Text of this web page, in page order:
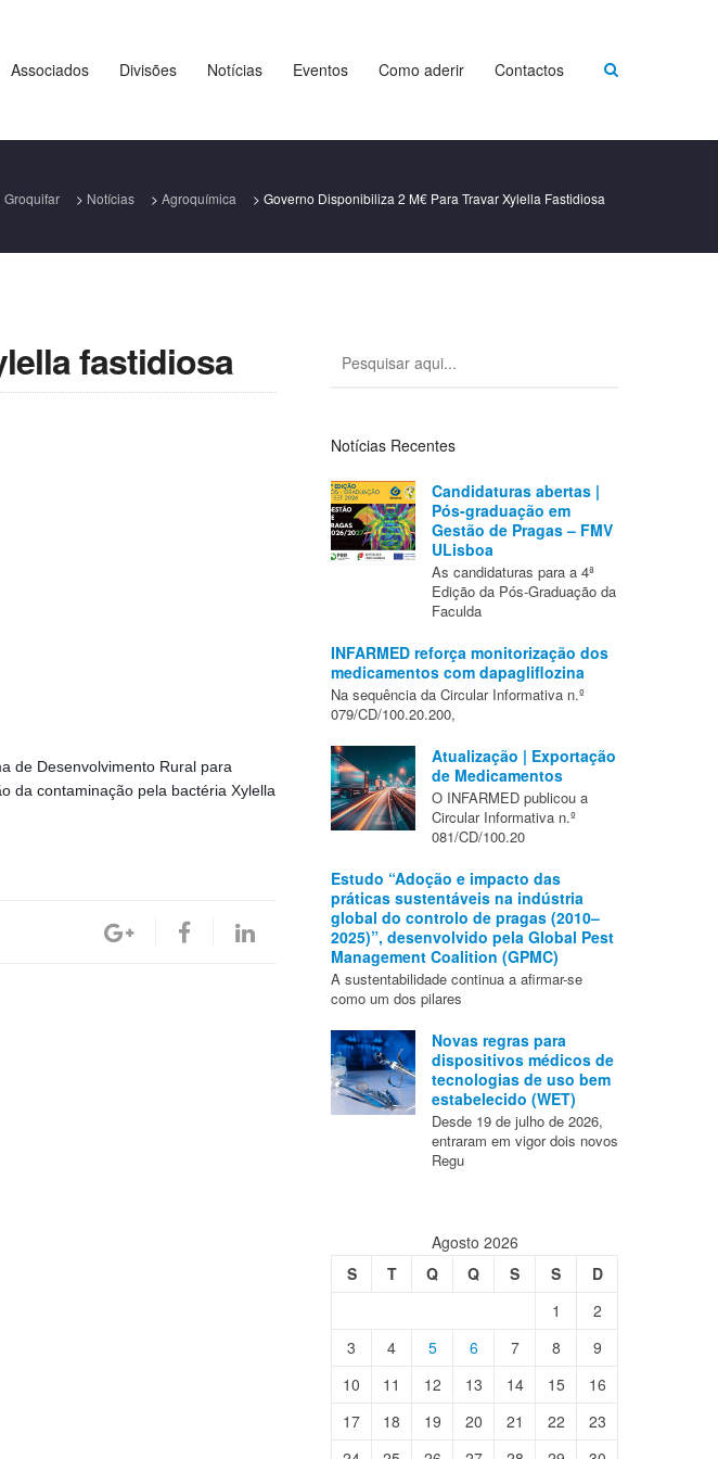
Associados Divisões Notícias Eventos Como aderir Contactos
Groquifar > Notícias > Agroquímica > Governo Disponibiliza 2 M€ Para Travar Xylella Fastidiosa
fastidiosa
de Desenvolvimento Rural para
da contaminação pela bactéria Xylella
Notícias Recentes
Candidaturas abertas |
Pós-graduação em
Gestão de Pragas – FMV
ULisboa
As candidaturas para a 4ª
Edição da Pós-Graduação da
Faculda
INFARMED reforça monitorização dos
medicamentos com dapagliflozina
Na sequência da Circular Informativa n.º
079/CD/100.20.200,
Atualização | Exportação
de Medicamentos
O INFARMED publicou a
Circular Informativa n.º
081/CD/100.20
Estudo “Adoção e impacto das
práticas sustentáveis na indústria
global do controlo de pragas (2010–
2025)”, desenvolvido pela Global Pest
Management Coalition (GPMC)
A sustentabilidade continua a afirmar-se
como um dos pilares
Novas regras para
dispositivos médicos de
tecnologias de uso bem
estabelecido (WET)
Desde 19 de julho de 2026,
entraram em vigor dois novos
Regu
Agosto 2026
S
T Q Q S S
D
1
2
3
4 5 6 7 8
9
10
11 12 13 14 15
16
17
18 19 20 21 22
23